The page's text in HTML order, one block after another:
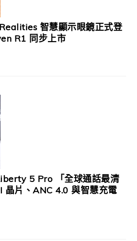
智慧顯示眼鏡正式登
R1 同步上市
5 Pro 「全球通話最清
晶片、ANC 4.0 與智慧充電